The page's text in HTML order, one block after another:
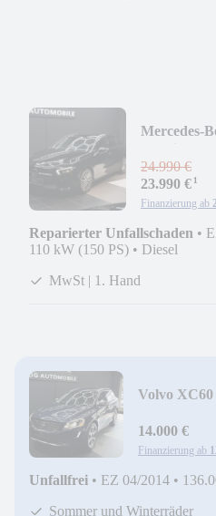
Mercedes-
24.990 €
23.990 €¹
Finanzierung ab
Reparierter Unfallschaden •
110 kW (150 PS) • Diesel
MwSt | 1. Hand
Volvo XC60
14.000 €
Finanzierung ab
Unfallfrei • EZ 04/2014 •
Sommer und Winterräder